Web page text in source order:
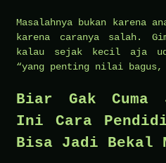
Masalahnya bukan karena
karena caranya salah.
kalau sejak kecil aja
“yang penting nilai bagus,
Biar Gak Cuma
Ini Cara
Bisa Jadi Bekal